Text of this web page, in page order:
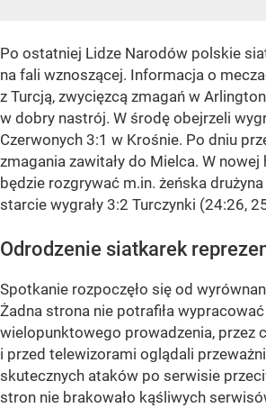
Po ostatniej Lidze Narodów polskie
na fali wznoszącej. Informacja o
z Turcją, zwycięzcą zmagań w
w dobry nastrój. W środę obejrzeli
Czerwonych 3:1 w Krośnie. Po dniu
zmagania zawitały do Mielca. W
będzie rozgrywać m.in. żeńska
starcie wygrały 3:2 Turczynki (24:26,
Odrodzenie siatkarek
Spotkanie rozpoczęło się od
Żadna strona nie potrafiła
wielopunktowego prowadzenia, przez
i przed telewizorami oglądali
skutecznych ataków po serwisie
stron nie brakowało kąśliwych